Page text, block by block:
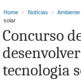
Home Notícias Ambiente
solar
Concurso
tecnologia